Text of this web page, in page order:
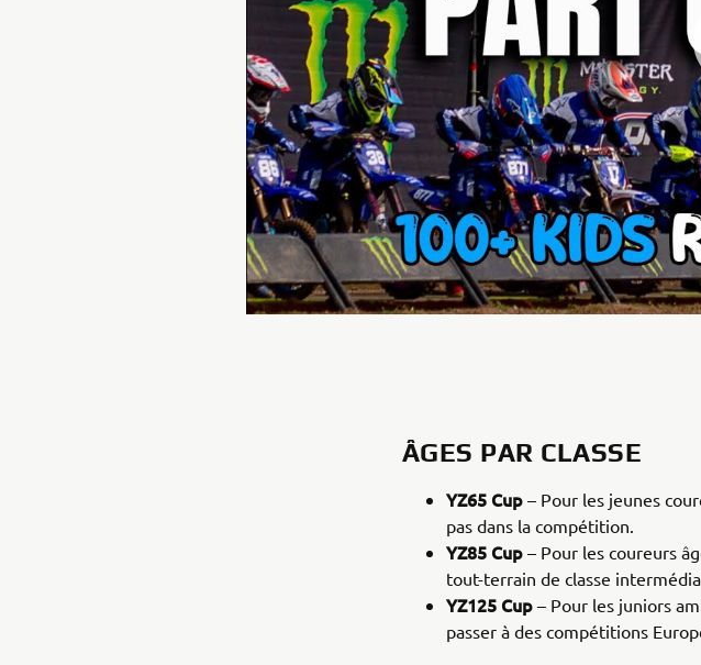
ÂGES PAR CLASSE
YZ65 Cup – Pour les jeunes
pas dans la compétition.
YZ85 Cup – Pour les coureurs
tout-terrain de classe
YZ125 Cup – Pour les juniors
passer à des compétitions